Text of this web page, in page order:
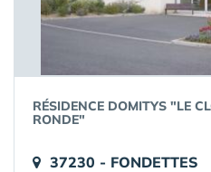
RÉSIDENCE DOMITYS "LE
RONDE"
37230 - FONDETTES